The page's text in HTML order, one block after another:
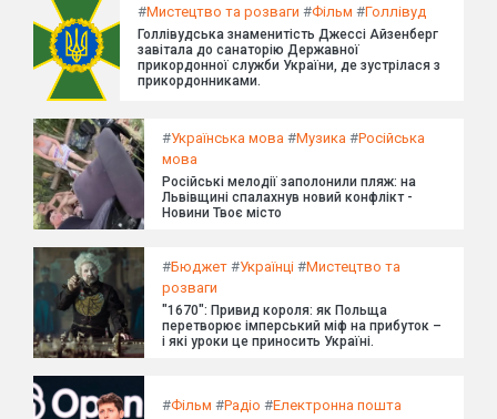
#Мистецтво та розваги #Фільм #Голлівуд
Голлівудська знаменитість Джессі Айзенберг
завітала до санаторію Державної
прикордонної служби України, де зустрілася з
прикордонниками.
#Українська мова #Музика #Російська
мова
Російські мелодії заполонили пляж: на
Львівщині спалахнув новий конфлікт -
Новини Твоє місто
#Бюджет #Українці #Мистецтво та
розваги
"1670": Привид короля: як Польща
перетворює імперський міф на прибуток –
і які уроки це приносить Україні.
#Фільм #Радіо #Електронна пошта